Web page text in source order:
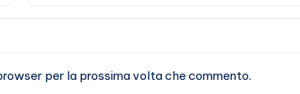
per la prossima volta che commento.